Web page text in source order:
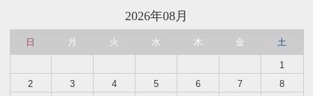
2026年08月
日 月 火 水 木 金 土
1
2
3 4 5 6 7
8